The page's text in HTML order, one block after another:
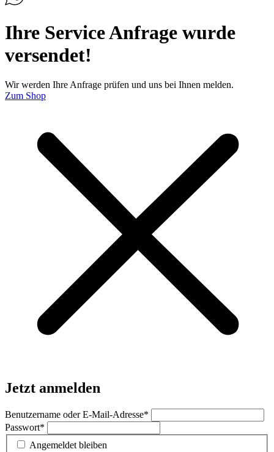
Ihre Service Anfrage wurde
versendet!
Wir werden Ihre Anfrage prüfen und uns bei Ihnen melden.
Zum Shop
Jetzt anmelden
Benutzername oder E-Mail-Adresse*
Passwort*
Angemeldet bleiben